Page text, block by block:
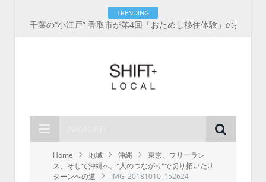
TRENDING
Home 地域 沖縄
東京、フリーラン
ス、そして沖縄へ。“人のつながり”で切り拓いたU
ターンへの道
IMG_20181010_152624